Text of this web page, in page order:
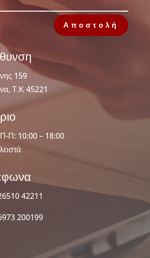
Αποστολή
159
Τ.Κ 45221
Π: 10:00 – 18:00
42211
200199